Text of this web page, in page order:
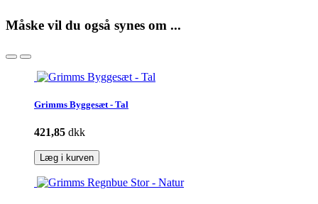
Måske vil du også synes om ...
Grimms Byggesæt - Tal
421,85 dkk
Læg i kurven